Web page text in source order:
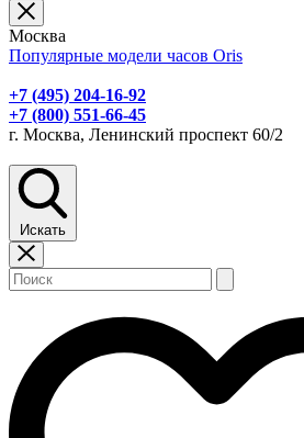
Москва
Популярные модели часов Oris
+7 (495) 204-16-92
+7 (800) 551-66-45
г. Москва, Ленинский проспект 60/2
Искать